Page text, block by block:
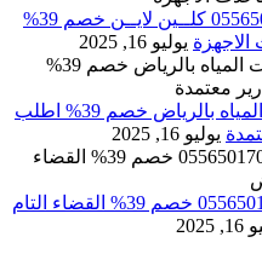
شركة تنظيف بالرياض 0556501701 كلــين لايــن خصم 39%
يوليو 16, 2025
افضل شركة كشف تسربات المياه بالرياض خصم 39% اطلب
يوليو 16, 2025
مكافحة حشرات بالرياض 055650170 خصم 39% القضاء التام